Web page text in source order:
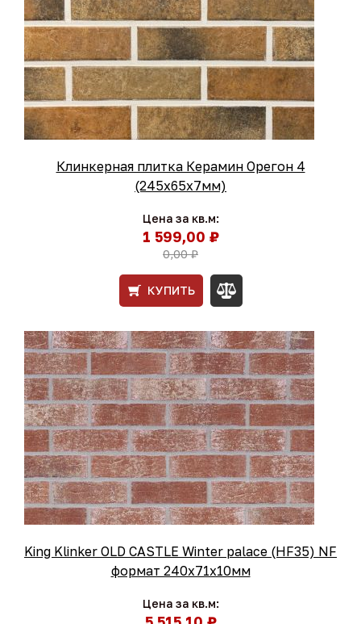
Клинкерная плитка Керамин Орегон 4
(245x65x7мм)
Цена за кв.м:
1 599,00 ₽
0,00 ₽
КУПИТЬ
King Klinker OLD CASTLE Winter palace (HF35) NF
формат 240x71x10мм
Цена за кв.м: